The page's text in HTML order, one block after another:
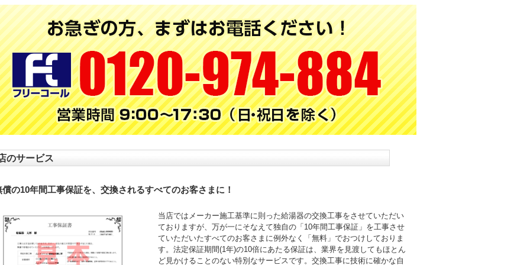
のサービス
償の10年間工事保証を、交換されるすべてのお客さまに！
当店ではメーカー施工基準に則った給湯器の交換工事をさせていただい
ておりますが、万が一にそなえて独自の「10年間工事保証」を工事させ
ていただいたすべてのお客さまに例外なく「無料」でおつけしておりま
す。法定保証期間(1年)の10倍にあたる保証は、業界を見渡してもほとん
ど見かけることのない特別なサービスです。交換工事に技術に確かな自